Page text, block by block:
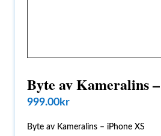
Byte av Kameralins
999.00kr
Byte av Kameralins – iPhone XS